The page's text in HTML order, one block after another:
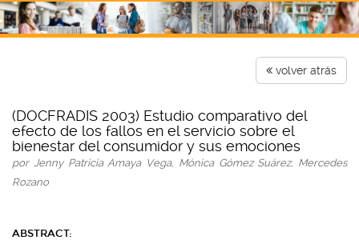
volver atrás
(DOCFRADIS 2003) Estudio comparativo del
efecto de los fallos en el servicio sobre el
bienestar del consumidor y sus emociones
por Jenny Patricia Amaya Vega, Mónica Gómez Suárez, Mercedes
Rozano
ABSTRACT: